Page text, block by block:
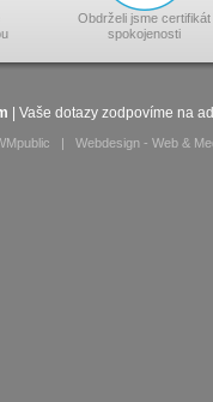
Obdrželi jsme certifikát
spokojenosti
| Vaše dotazy zodpovíme na
| Webdesign - Web &